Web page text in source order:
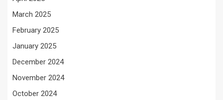
March 2025
February 2025
January 2025
December 2024
November 2024
October 2024